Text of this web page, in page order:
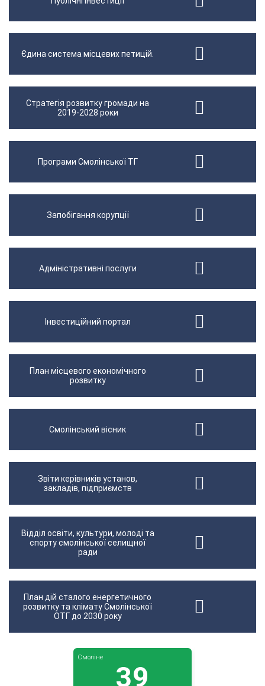
Єдина система місцевих петицій.
Стратегія розвитку громади на
2019-2028 роки
Програми Смолінської ТГ
Запобігання корупції
Адміністративні послуги
Інвестиційний портал
План місцевого економічного
розвитку
Смолінський вісник
Звіти керівників установ,
закладів, підприємств
Відділ освіти, культури, молоді та
спорту смолінської селищної
ради
План дій сталого енергетичного
розвитку та клімату Смолінської
ОТГ до 2030 року